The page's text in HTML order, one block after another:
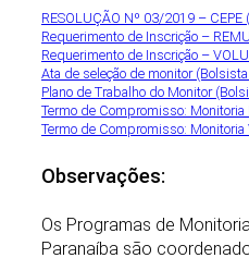
RESOLUÇÃO Nº 03/2019 – CEPE
Requerimento de Inscrição –
Requerimento de Inscrição –
Ata de seleção de monitor
Plano de Trabalho do Monitor
Termo de Compromisso: Monitoria
Termo de Compromisso: Monitoria
Observações:
Os Programas de
Paranaíba são